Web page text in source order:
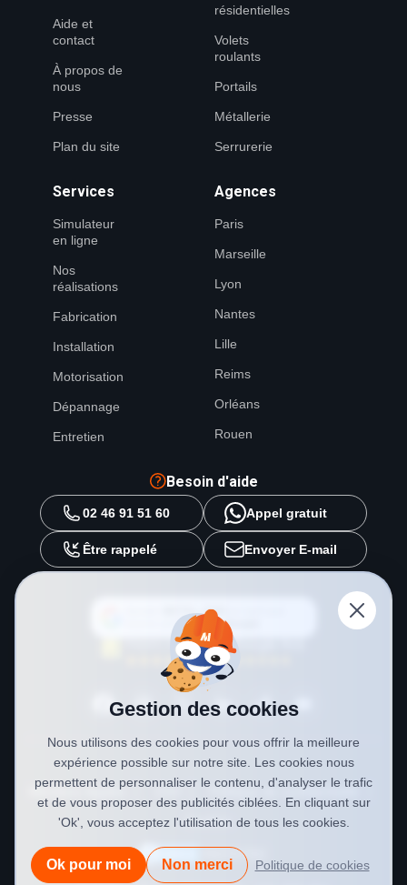
Aide et
contact
À propos de
nous
Presse
Plan du site
résidentielles
Volets
roulants
Portails
Métallerie
Serrurerie
Services
Simulateur
en ligne
Nos
réalisations
Fabrication
Installation
Motorisation
Dépannage
Entretien
Agences
Paris
Marseille
Lyon
Nantes
Lille
Reims
Orléans
Rouen
Besoin d'aide
02 46 91 51 60 Appel gratuit
Être rappelé Envoyer E-mail
METAL 2000
source préférée surGoogle
Mentions légales CGV Politique de confidentialité
Cookies
Gestion des cookies
Nous utilisons des cookies pour vous offrir la meilleure
expérience possible sur notre site. Les cookies nous
permettent de personnaliser le contenu, d'analyser le trafic
et de vous proposer des publicités ciblées. En cliquant sur
'Ok', vous acceptez l'utilisation de tous les cookies.
Ok pour moi Non merci Politique de cookies